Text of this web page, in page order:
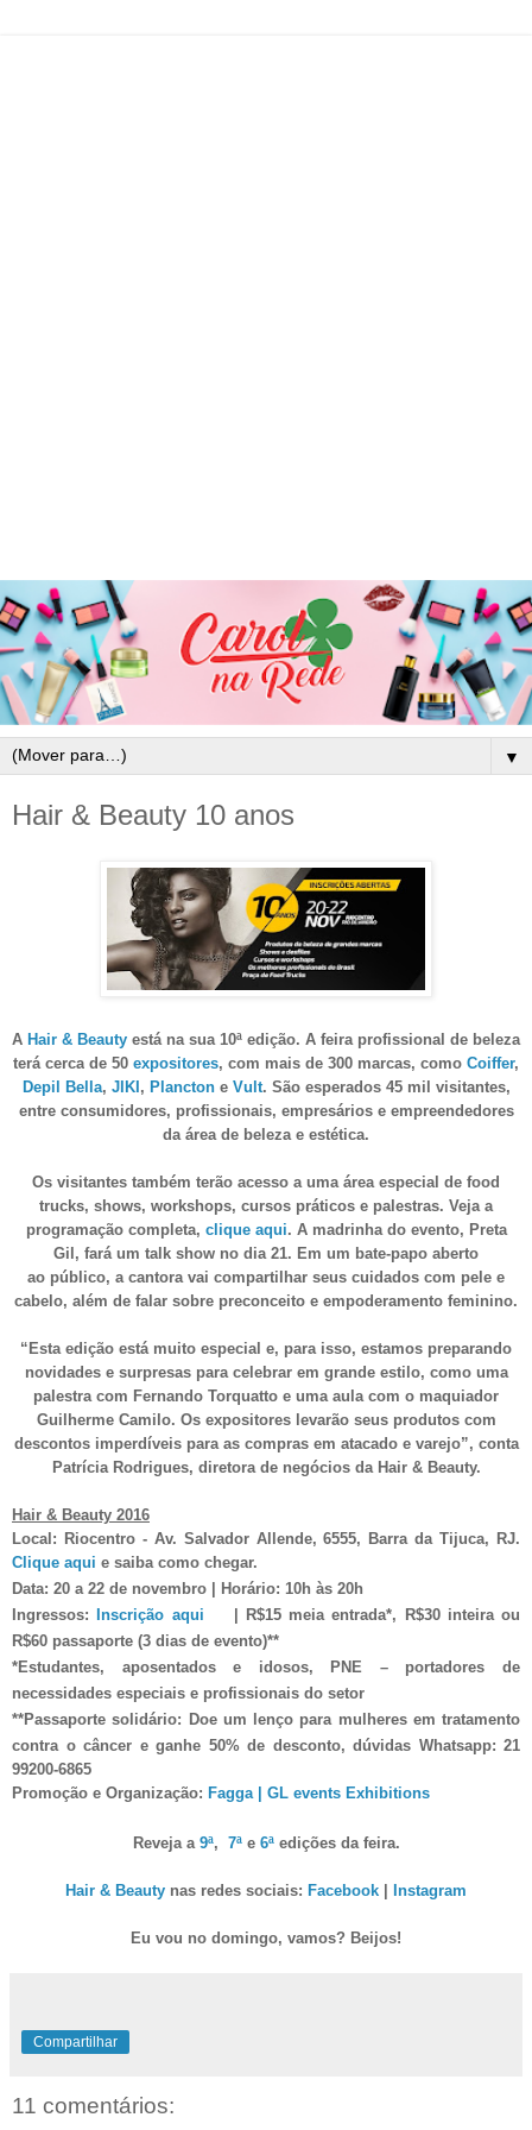
▼
Hair & Beauty 10 anos
A Hair & Beauty está na sua 10ª edição. A feira profissional de beleza
terá cerca de 50 expositores, com mais de 300 marcas, como Coiffer,
Depil Bella, JIKI , Planctone Vult. São esperados 45 mil visitantes,
entre consumidores, profissionais, empresários e empreendedores
da área de beleza e estética.
Os visitantes também terão acesso a uma área especial de food
trucks, shows, workshops, cursos práticos e palestras. Veja a
programação completa, clique aqui. A madrinha do evento, Preta
Gil, fará um talk show no dia 21. Em um bate-papo aberto
ao público, a cantora vai compartilhar seus cuidados com pele e
cabelo, além de falar sobre preconceito e empoderamento feminino.
“Esta edição está muito especial e, para isso, estamos preparando
novidades e surpresas para celebrar em grande estilo, como uma
palestra com Fernando Torquatto e uma aula com o maquiador
Guilherme Camilo. Os expositores levarão seus produtos com
descontos imperdíveis para as compras em atacado e varejo”, conta
Patrícia Rodrigues, diretora de negócios da Hair & Beauty.
Hair & Beauty 2016
Local: Riocentro - Av. Salvador Allende, 6555, Barra da Tijuca, RJ.
Clique aqui e saiba como chegar.
Data: 20 a 22 de novembro
Horário: 10h às 20h
Ingressos:
Inscrição aqui R$15meia entrada*, R$30inteira ou
R$60 passaporte (3 dias de evento)**
*Estudantes, aposentados e idosos, PNE – portadores de
necessidades especiais e profissionais do setor
**Passaporte solidário: Doe um lenço para mulheres em tratamento
contra o câncer e ganhe 50% de desconto, dúvidas Whatsapp: 21
99200-6865
Promoção e Organização: Fagga | GL events Exhibitions
Reveja a 9ª, 7ªe 6ªedições da feira.
Hair & Beauty nas redes sociais: Facebook Instagram
Eu vou no domingo, vamos? Beijos!
Compartilhar
11 comentários: